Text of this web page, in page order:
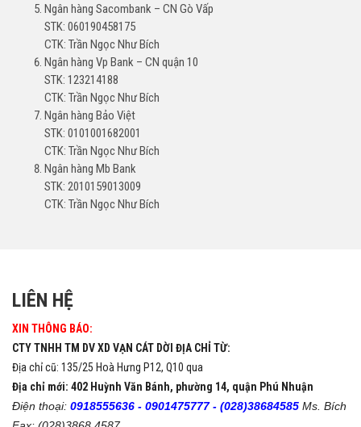
Ngân hàng Sacombank – CN Gò Vấp
STK: 060190458175
CTK: Trần Ngọc Như Bích
Ngân hàng Vp Bank – CN quận 10
STK: 123214188
CTK: Trần Ngọc Như Bích
Ngân hàng Bảo Việt
STK: 0101001682001
CTK: Trần Ngọc Như Bích
Ngân hàng Mb Bank
STK: 2010159013009
CTK: Trần Ngọc Như Bích
LIÊN HỆ
XIN THÔNG BÁO:
CTY TNHH TM DV XD VẠN CÁT DỜI ĐỊA CHỈ TỪ:
Địa chỉ cũ: 135/25 Hoà Hưng P12, Q10 qua
Địa chỉ mới: 402 Huỳnh Văn Bánh, phường 14, quận Phú Nhuận
Điện thoại: 0918555636 - 0901475777 - (028)38684585 Ms. Bích